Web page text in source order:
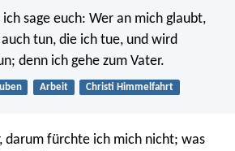
sage euch: Wer an mich glaubt,
tun, die ich tue, und wird
denn ich gehe zum Vater.
Arbeit Christi Himmelfahrt
darum fürchte ich mich nicht; was